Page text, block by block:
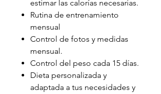
estimar las calorías necesarias.
Rutina de entrenamiento
mensual
Control de fotos y medidas
mensual.
Control del peso cada 15 días.
Dieta personalizada y
adaptada a tus necesidades y